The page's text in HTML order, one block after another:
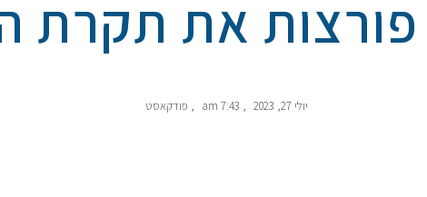
יולי 27, 2023 ,
7:43 am
, פודקאסט